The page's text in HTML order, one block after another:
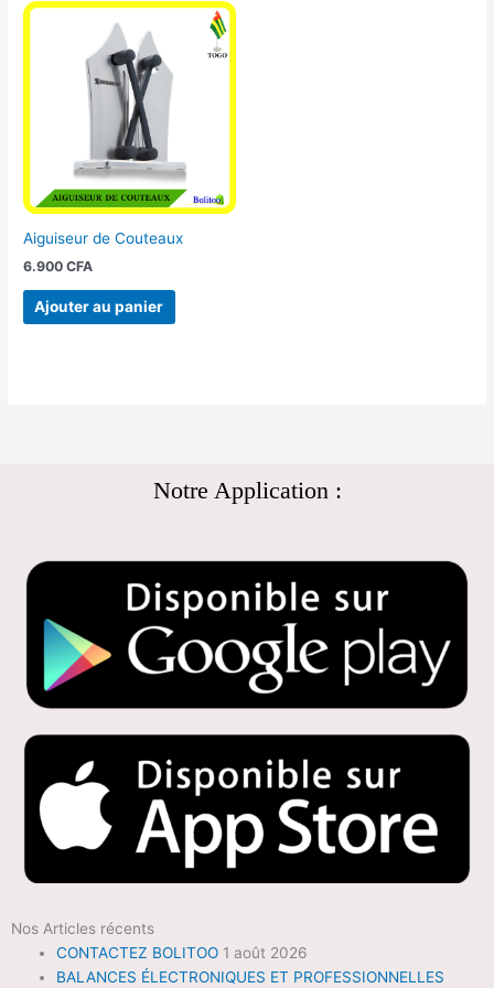
Aiguiseur de Couteaux
6.900CFA
Ajouter au panier
Notre Application :
Nos Articles récents
CONTACTEZ BOLITOO 1 août 2026
BALANCES ÉLECTRONIQUES ET PROFESSIONNELLES